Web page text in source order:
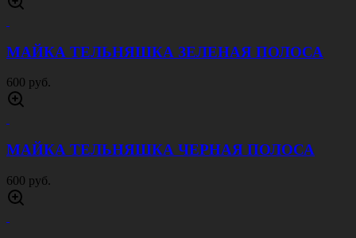
МАЙКА ТЕЛЬНЯШКА ЗЕЛЕНАЯ ПОЛОСА
600 руб.
МАЙКА ТЕЛЬНЯШКА ЧЕРНАЯ ПОЛОСА
600 руб.